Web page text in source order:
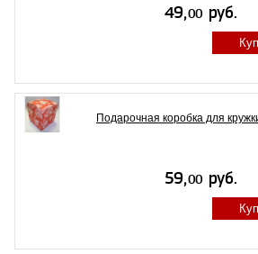
Подарочная коробка для